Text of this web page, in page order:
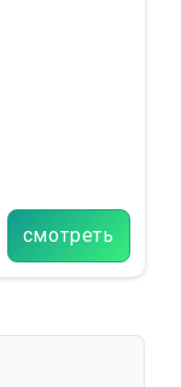
смотреть